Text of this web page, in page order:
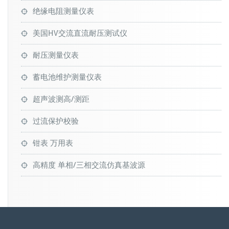
绝缘电阻测量仪表
美国HV交流直流耐压测试仪
耐压测量仪表
蓄电池维护测量仪表
超声波测高/测距
过流保护校验
钳表 万用表
高精度 单相/三相交流仿真基波源